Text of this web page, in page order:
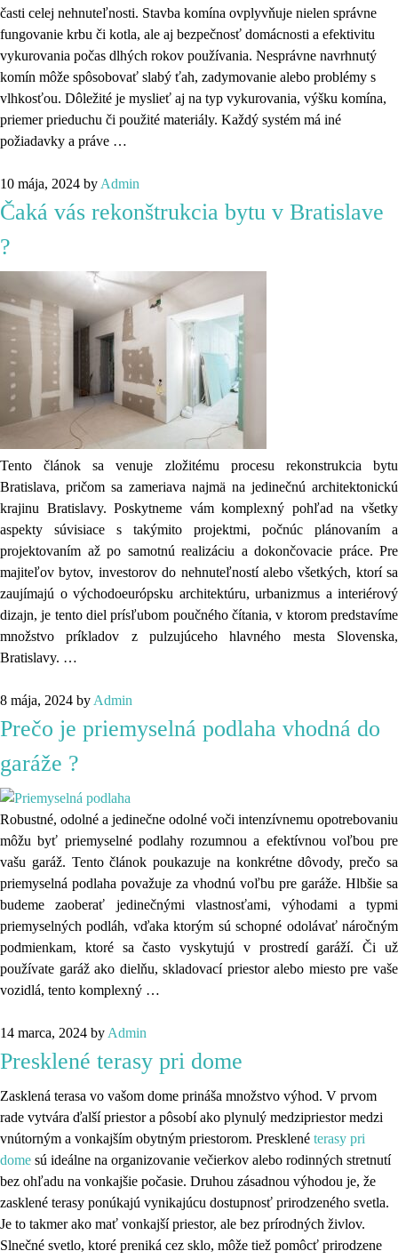
časti celej nehnuteľnosti. Stavba komína ovplyvňuje nielen správne
fungovanie krbu či kotla, ale aj bezpečnosť domácnosti a efektivitu
vykurovania počas dlhých rokov používania. Nesprávne navrhnutý
komín môže spôsobovať slabý ťah, zadymovanie alebo problémy s
vlhkosťou. Dôležité je myslieť aj na typ vykurovania, výšku komína,
priemer prieduchu či použité materiály. Každý systém má iné
požiadavky a práve …
10 mája, 2024 by Admin
Čaká vás rekonštrukcia bytu v Bratislave
?
Tento článok sa venuje zložitému procesu rekonstrukcia bytu
Bratislava, pričom sa zameriava najmä na jedinečnú architektonickú
krajinu Bratislavy. Poskytneme vám komplexný pohľad na všetky
aspekty súvisiace s takýmito projektmi, počnúc plánovaním a
projektovaním až po samotnú realizáciu a dokončovacie práce. Pre
majiteľov bytov, investorov do nehnuteľností alebo všetkých, ktorí sa
zaujímajú o východoeurópsku architektúru, urbanizmus a interiérový
dizajn, je tento diel prísľubom poučného čítania, v ktorom predstavíme
množstvo príkladov z pulzujúceho hlavného mesta Slovenska,
Bratislavy. …
8 mája, 2024 by Admin
Prečo je priemyselná podlaha vhodná do
garáže ?
Robustné, odolné a jedinečne odolné voči intenzívnemu opotrebovaniu
môžu byť priemyselné podlahy rozumnou a efektívnou voľbou pre
vašu garáž. Tento článok poukazuje na konkrétne dôvody, prečo sa
priemyselná podlaha považuje za vhodnú voľbu pre garáže. Hlbšie sa
budeme zaoberať jedinečnými vlastnosťami, výhodami a typmi
priemyselných podláh, vďaka ktorým sú schopné odolávať náročným
podmienkam, ktoré sa často vyskytujú v prostredí garáží. Či už
používate garáž ako dielňu, skladovací priestor alebo miesto pre vaše
vozidlá, tento komplexný …
14 marca, 2024 by Admin
Presklené terasy pri dome
Zasklená terasa vo vašom dome prináša množstvo výhod. V prvom
rade vytvára ďalší priestor a pôsobí ako plynulý medzipriestor medzi
vnútorným a vonkajším obytným priestorom. Presklené terasy pri
dome sú ideálne na organizovanie večierkov alebo rodinných stretnutí
bez ohľadu na vonkajšie počasie. Druhou zásadnou výhodou je, že
zasklené terasy ponúkajú vynikajúcu dostupnosť prirodzeného svetla.
Je to takmer ako mať vonkajší priestor, ale bez prírodných živlov.
Slnečné svetlo, ktoré preniká cez sklo, môže tiež pomôcť prirodzene